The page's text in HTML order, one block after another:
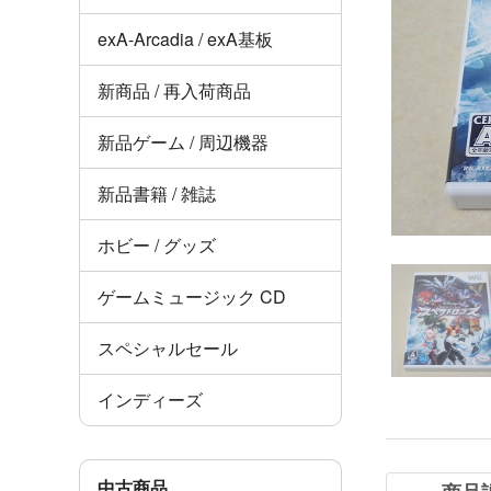
exA-Arcadia / exA基板
新商品 / 再入荷商品
新品ゲーム / 周辺機器
新品書籍 / 雑誌
ホビー / グッズ
ゲームミュージック CD
スペシャルセール
インディーズ